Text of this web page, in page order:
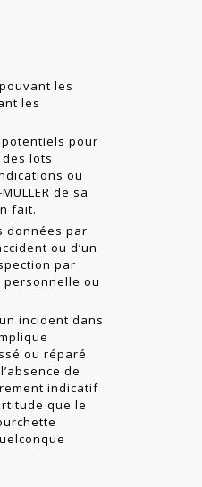
les
les
potentiels pour
lots
ou
de sa
fait.
données par
ou d’un
par
personnelle ou
incident dans
ou réparé.
de
indicatif
que le